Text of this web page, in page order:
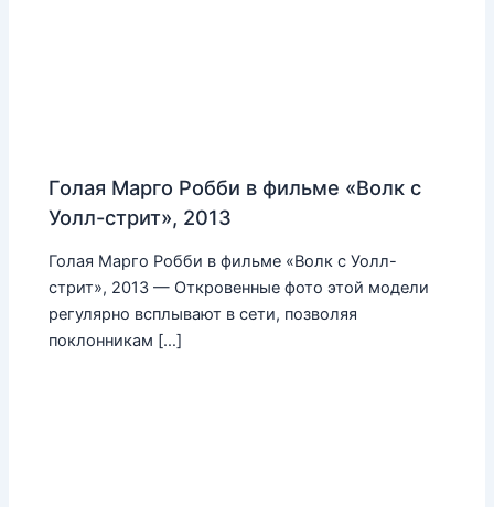
Голая Марго Робби в фильме «Волк с
Уолл-стрит», 2013
Голая Марго Робби в фильме «Волк с Уолл-
стрит», 2013 — Откровенные фото этой модели
регулярно всплывают в сети, позволяя
поклонникам […]